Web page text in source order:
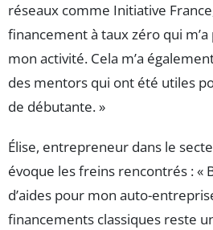
réseaux comme Initiative
financement à taux zéro qui
mon activité. Cela m’a
des mentors qui ont été utiles
de débutante. »
Élise, entrepreneur dans le
évoque les freins rencontrés : «
d’aides pour mon auto-
financements classiques reste